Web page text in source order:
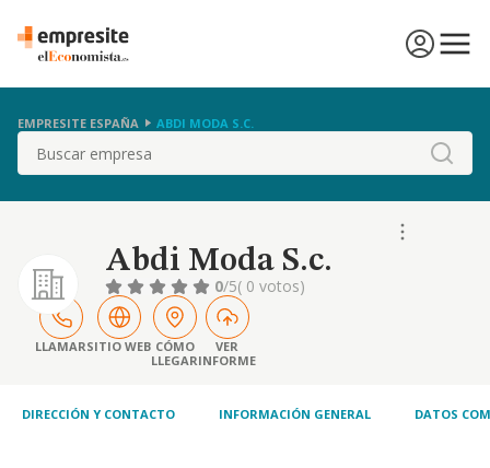
EMPRESITE ESPAÑA ABDI MODA S.C.
Buscar
Abdi Moda S.c.
0/5( 0 votos)
LLAMARSITIO WEB CÓMO
LLEGAR
VER
INFORME
DIRECCIÓN Y CONTACTO INFORMACIÓN GENERAL DATOS